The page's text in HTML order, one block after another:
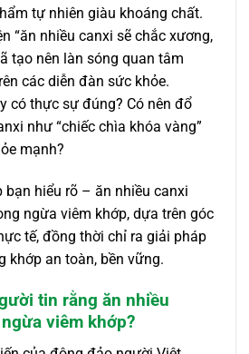
tự nhiên giàu khoáng chất.
“ăn nhiều canxi sẽ chắc xương,
tạo nên làn sóng quan tâm
các diễn đàn sức khỏe.
có thực sự đúng? Có nên đổ
như “chiếc chìa khóa vàng”
mạnh?
bạn hiểu rõ – ăn nhiều canxi
ngừa viêm khớp, dựa trên góc
tế, đồng thời chỉ ra giải pháp
khớp an toàn, bền vững.
tin rằng ăn nhiều
viêm khớp?